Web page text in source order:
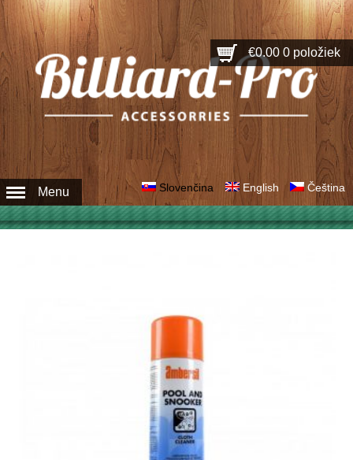
€0.00 0 položiek
Slovenčina English Čeština
Menu